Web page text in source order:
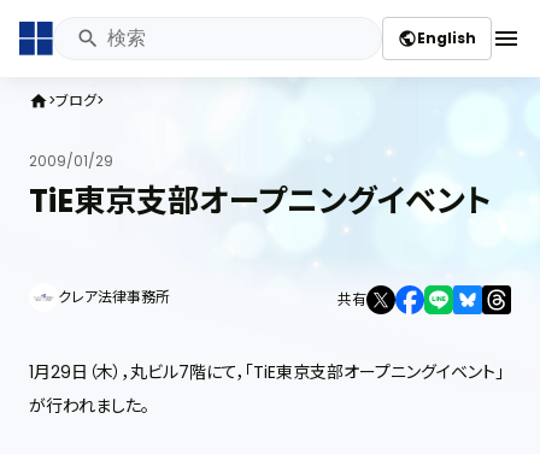
publicEnglish menu
home ブログ
2009/01/29
TiE東京支部オープニングイベント
クレア法律事務所 共有
1月29日（木），丸ビル7階にて，「TiE東京支部オープニングイベント」
が行われました。